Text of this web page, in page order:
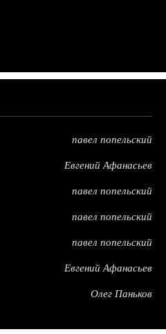
павел попельский
Евгений Афанасьев
павел попельский
павел попельский
павел попельский
Евгений Афанасьев
Олег Паньков